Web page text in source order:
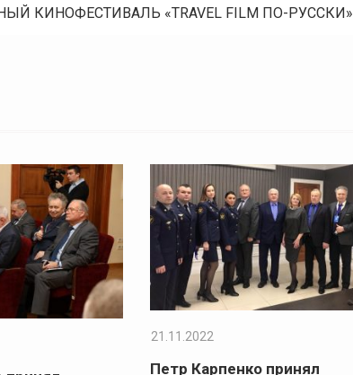
КИНОФЕСТИВАЛЬ «TRAVEL FILM ПО-РУССКИ»
21.11.2022
Петр Карпенко принял